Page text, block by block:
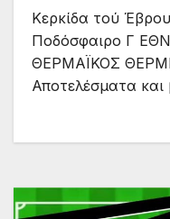
Κερκίδα τού
Ποδόσφαιρο Γ
ΘΕΡΜΑΪΚΟΣ
Αποτελέσματα